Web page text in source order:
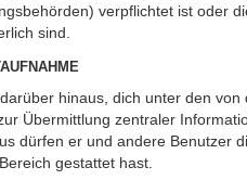
verpflichtet ist oder
sind.
hinaus, dich unter den
Übermittlung zentraler
dürfen er und andere Benutzer
gestattet hast.